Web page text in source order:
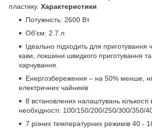
пластику. Характеристики
Потужність: 2600 Вт
Об'єм: 2.7 л
Ідеально підходить для приготування
кави, локшини швидкого приготування
харчування.
Енергозбереження – на 50% менше,
електричних чайників
8 встановлених налаштувань кількості
необхідності: 100/150/200/250/300/350/
7 різних температурних режимів 40 -